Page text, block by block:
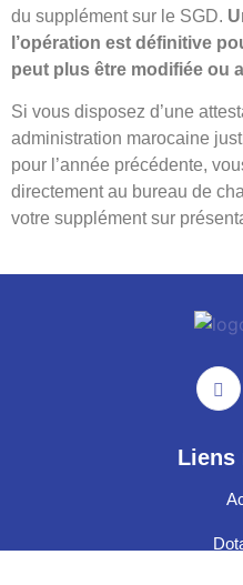
du supplément sur le SGD.
l’opération est définitive
peut plus être modifiée ou
Si vous disposez d’une
administration marocaine
pour l’année précédente,
directement au bureau de
votre supplément sur
Liens